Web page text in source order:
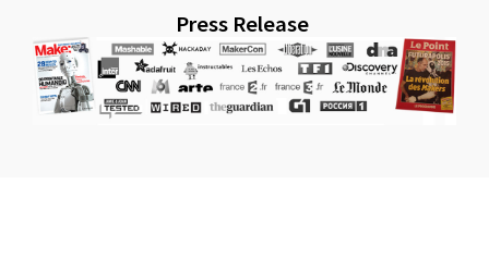
Press Release